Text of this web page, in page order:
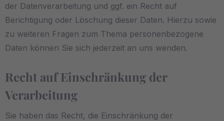
der Datenverarbeitung und ggf. ein Recht auf
Berichtigung oder Löschung dieser Daten. Hierzu sowie
zu weiteren Fragen zum Thema personenbezogene
Daten können Sie sich jederzeit an uns wenden.
Recht auf Einschränkung der
Verarbeitung
Sie haben das Recht, die Einschränkung der